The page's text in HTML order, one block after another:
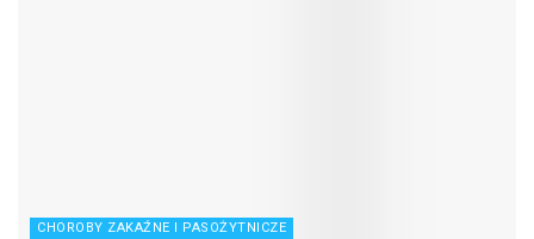
CHOROBY ZAKAŹNE I PASOŻYTNICZE